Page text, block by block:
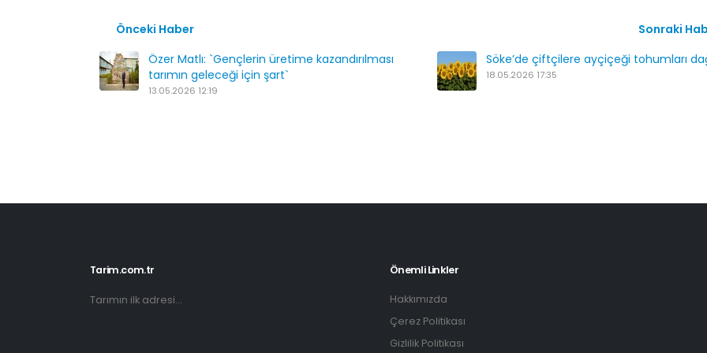
Önceki Haber
Özer Matlı: `Gençlerin üretime kazandırılması
tarımın geleceği için şart`
13.05.2026 12:19
Sonraki
Söke’de çiftçilere ayçiçeği tohumları
18.05.2026 17:35
Tarim.com.tr
Tarımın ilk adresi...
Önemli Linkler
Hakkımızda
Çerez Politikası
Gizlilik Politikası